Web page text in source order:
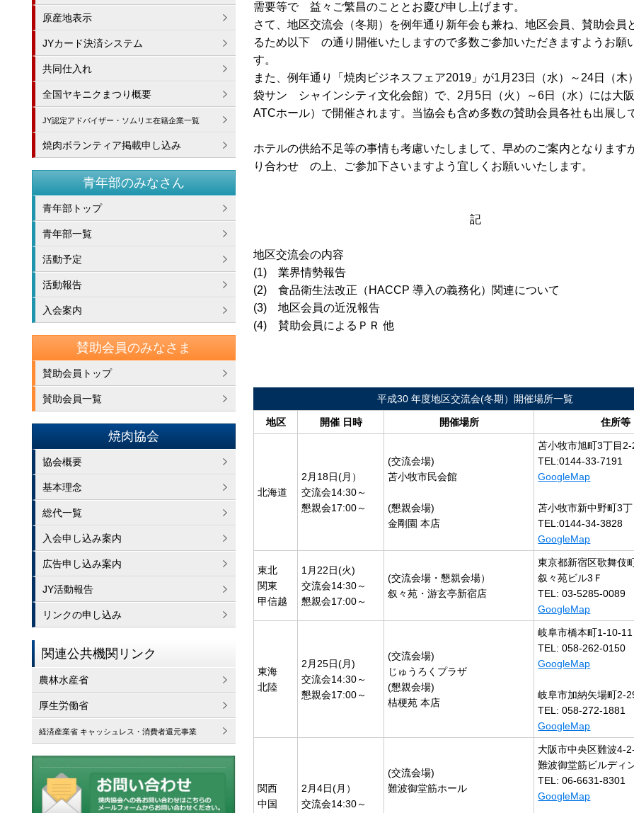
需要等で 益々ご繁昌のこととお慶び申し上げます。
さて、地区交流会（冬期）を例年通り新年会も兼ね、地区会員、賛助会員
るため以下 の通り開催いたしますので多数ご参加いただきますようお願
す。
また、例年通り「焼肉ビジネスフェア2019」が1月23日（水）～24日（木
袋サン シャインシティ文化会館）で、2月5日（火）～6日（水）には大
ATCホール）で開催されます。当協会も含め多数の賛助会員各社も出展し
ホテルの供給不足等の事情も考慮いたしまして、早めのご案内となります
り合わせ の上、ご参加下さいますよう宜しくお願いいたします。
記
地区交流会の内容
(1) 業界情勢報告
(2) 食品衛生法改正（HACCP 導入の義務化）関連について
(3) 地区会員の近況報告
(4) 賛助会員によるＰＲ 他
平成30 年度地区交流会(冬期）開催場所一覧
地区 開催 日時 開催場所 住所等
北海道
2月18日(月）
交流会14:30～
懇親会17:00～
(交流会場)
苫小牧市民会館
(懇親会場)
金剛園 本店
苫小牧市旭町3丁目2-
TEL:0144-33-7191
GoogleMap
苫小牧市新中野町3
TEL:0144-34-3828
GoogleMap
東北
関東
甲信越
1月22日(火)
交流会14:30～
懇親会17:00～
(交流会場・懇親会場）
叙々苑・游玄亭新宿店
東京都新宿区歌舞伎
叙々苑ビル3Ｆ
TEL: 03-5285-0089
GoogleMap
東海
北陸
2月25日(月)
交流会14:30～
懇親会17:00～
(交流会場)
じゅうろくプラザ
(懇親会場)
桔梗苑 本店
岐阜市橋本町1-10-11
TEL: 058-262-0150
GoogleMap
岐阜市加納矢場町2-
TEL: 058-272-1881
GoogleMap
関西
中国
2月4日(月）
交流会14:30～
(交流会場)
難波御堂筋ホール
大阪市中央区難波4-
難波御堂筋ビルディ
TEL: 06-6631-8301
GoogleMap
原産地表示
JYカード決済システム
共同仕入れ
全国ヤキニクまつり概要
JY認定アドバイザー・ソムリエ在籍企業一覧
焼肉ボランティア掲載申し込み
青年部のみなさん
青年部トップ
青年部一覧
活動予定
活動報告
入会案内
賛助会員のみなさま
賛助会員トップ
賛助会員一覧
焼肉協会
協会概要
基本理念
総代一覧
入会申し込み案内
広告申し込み案内
JY活動報告
リンクの申し込み
関連公共機関リンク
農林水産省
厚生労働省
経済産業省 キャッシュレス・消費者還元事業